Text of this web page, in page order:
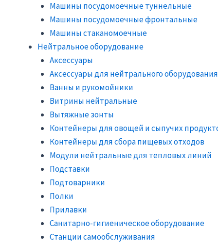
Машины посудомоечные туннельные
Машины посудомоечные фронтальные
Машины стаканомоечные
Нейтральное оборудование
Аксессуары
Аксессуары для нейтрального оборудования
Ванны и рукомойники
Витрины нейтральные
Вытяжные зонты
Контейнеры для овощей и сыпучих
Контейнеры для сбора пищевых отходов
Модули нейтральные для тепловых линий
Подставки
Подтоварники
Полки
Прилавки
Санитарно-гигиеническое оборудование
Станции самообслуживания